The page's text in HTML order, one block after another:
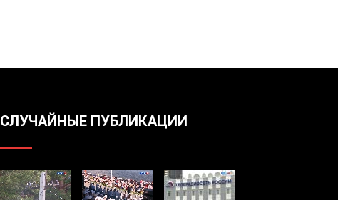
СЛУЧАЙНЫЕ ПУБЛИКАЦИИ